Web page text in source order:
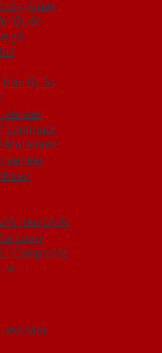
Cháy
Quốc
gỗ
Hàn Quốc
Veneer
Laminate
Melamine
Veneer
Hàn Quốc
Loan
Composite
nhà tắm